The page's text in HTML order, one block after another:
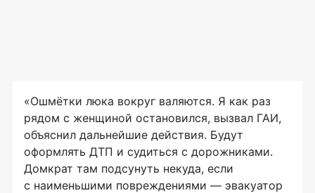
«Ошмётки люка вокруг валяются. Я как раз
рядом с женщиной остановился, вызвал ГАИ,
объяснил дальнейшие действия. Будут
оформлять ДТП и судиться с дорожниками.
Домкрат там подсунуть некуда, если
с наименьшими повреждениями — эвакуатор